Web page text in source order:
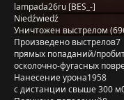
lampada26ru [BES_-]
Niedźwiedź
Уничтожен выстрелом
Произведено выстрелов7
прямых попаданий/
осколочно-фугасных
Нанесение урона1958
с дистанции свыше 300 м